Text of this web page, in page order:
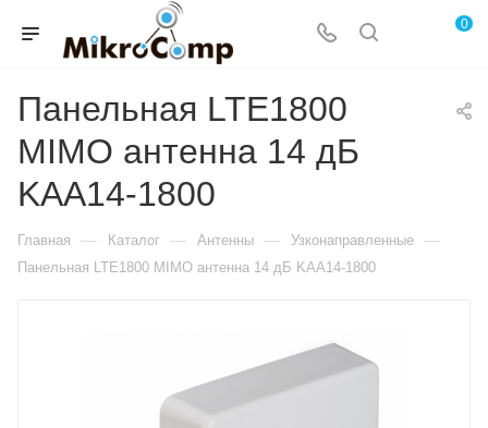
0
Панельная LTE1800
MIMO антенна 14 дБ
KAA14-1800
Главная — Каталог — Антенны — Узконаправленные —
Панельная LTE1800 MIMO антенна 14 дБ KAA14-1800